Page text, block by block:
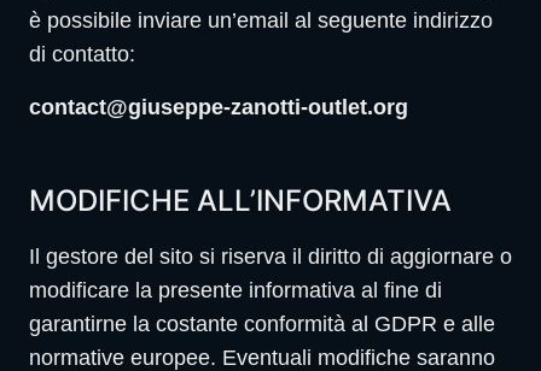
è possibile inviare un’email al seguente indirizzo
di contatto:
contact@giuseppe-zanotti-outlet.org
MODIFICHE ALL’INFORMATIVA
Il gestore del sito si riserva il diritto di aggiornare o
modificare la presente informativa al fine di
garantirne la costante conformità al GDPR e alle
normative europee. Eventuali modifiche saranno